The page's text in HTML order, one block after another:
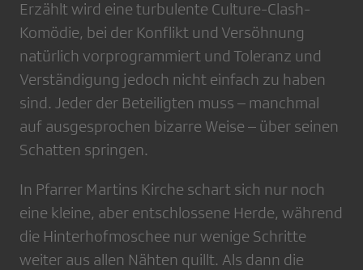
Erzählt wird eine turbulente Culture-Clash-
Komödie, bei der Konflikt und Versöhnung
natürlich vorprogrammiert und Toleranz und
Verständigung jedoch nicht einfach zu haben
sind. Jeder der Beteiligten muss – manchmal
auf ausgesprochen bizarre Weise – über seinen
Schatten springen.
In Pfarrer Martins Kirche schart sich nur noch
eine kleine, aber entschlossene Herde, während
die Hinterhofmoschee nur wenige Schritte
weiter aus allen Nähten quillt. Als dann die